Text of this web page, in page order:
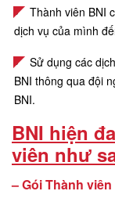
Thành viên BNI
dịch vụ của mình
Sử dụng các
BNI thông qua đội
BNI.
BNI hiện
viên như
– Gói Thành